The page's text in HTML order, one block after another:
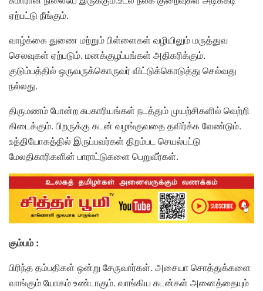
ஏற்பட்டு நீங்கும்.
வாழ்க்கை துணை மற்றும் பிள்ளைகள் வழியிலும் மருத்துவ
செலவுகள் ஏற்படும். மனக்குழப்பங்கள் அதிகரிக்கும்.
குடும்பத்தில் ஒருவருக்கொருவர் விட்டுக்கொடுத்து செல்வது
நல்லது.
திருமணம் போன்ற சுபகாரியங்கள் நடத்தும் முயற்சிகளில் வெற்றி
கிடைக்கும். பிறருக்கு கடன் வழங்குவதை தவிர்க்க வேண்டும்.
உத்தியோகத்தில் இருப்பவர்கள் திறம்பட செயல்பட்டு
மேலதிகாரிகளின் பாராட்டுகளை பெறுவீர்கள்.
கும்பம் :
பிரிந்த தம்பதிகள் ஒன்று சேருவார்கள். அசையா சொத்துக்களை
வாங்கும் யோகம் உண்டாகும். வாங்கிய கடன்கள் அனைத்தையும்